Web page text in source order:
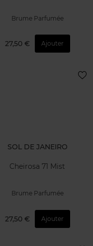
Brume Parfumée
27,50 € Ajouter
SOL DE JANEIRO
Cheirosa 71 Mist
Brume Parfumée
27,50 € Ajouter